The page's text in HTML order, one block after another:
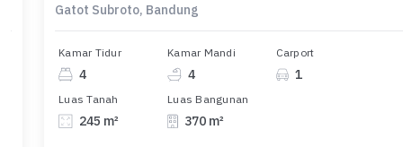
Gatot Subroto, Bandung
Kamar Tidur
4
Kamar Mandi
4
Carport
1
Luas Tanah
245 m²
Luas Bangunan
370 m²